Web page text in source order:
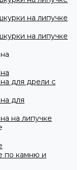
на липучке
на липучке
для дрели с
для
на липучке
по камню и